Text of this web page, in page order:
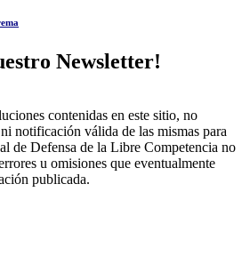
Newsletter!
contenidas en este sitio, no
notificación válida de las mismas para
de Defensa de la Libre Competencia no
u omisiones que eventualmente
publicada.